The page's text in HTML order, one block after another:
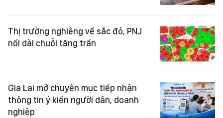
Thị trường nghiêng về sắc đỏ, PNJ
nối dài chuỗi tăng trần
Gia Lai mở chuyên mục tiếp nhận
thông tin ý kiến người dân, doanh
nghiệp